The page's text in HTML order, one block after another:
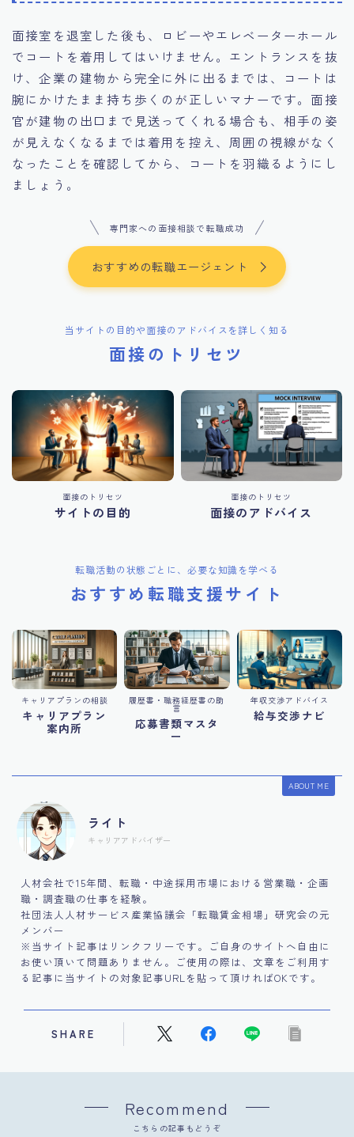
面接室を退室した後も、ロビーやエレベーターホール
でコートを着用してはいけません。エントランスを抜
け、企業の建物から完全に外に出るまでは、コートは
腕にかけたまま持ち歩くのが正しいマナーです。面接
官が建物の出口まで見送ってくれる場合も、相手の姿
が見えなくなるまでは着用を控え、周囲の視線がなく
なったことを確認してから、コートを羽織るようにし
ましょう。
専門家への面接相談で転職成功
おすすめの転職エージェント
当サイトの目的や面接のアドバイスを詳しく知る
面接のトリセツ
面接のトリセツ
サイトの目的
面接のトリセツ
面接のアドバイス
転職活動の状態ごとに、必要な知識を学べる
おすすめ転職支援サイト
キャリアプランの相談
キャリアプラン
案内所
履歴書・職務経歴書の助
言
応募書類マスタ
ー
年収交渉アドバイス
給与交渉ナビ
ABOUT ME
ライト
キャリアアドバイザー
人材会社で15年間、転職・中途採用市場における営業職・企画
職・調査職の仕事を経験。
社団法人人材サービス産業協議会「転職賃金相場」研究会の元
メンバー
※当サイト記事はリンクフリーです。ご自身のサイトへ自由に
お使い頂いて問題ありません。ご使用の際は、文章をご利用す
る記事に当サイトの対象記事URLを貼って頂ければOKです。
SHARE
Recommend
こちらの記事もどうぞ